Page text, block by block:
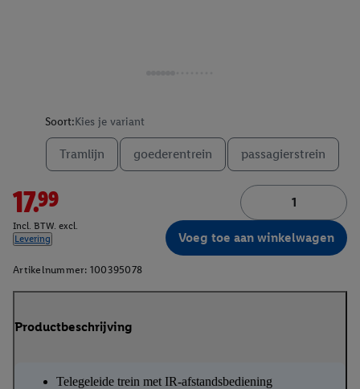
Soort:Kies je variant
Tramlijn goederentrein passagierstrein
17.99
Incl. BTW. excl.
Levering
Voeg toe aan winkelwagen
Artikelnummer: 100395078
Productbeschrijving
Telegeleide trein met IR-afstandsbediening